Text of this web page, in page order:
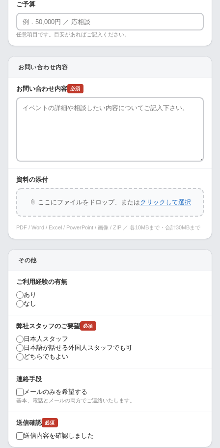
ご予算
任意項目です。目安があればご記入ください。
お問い合わせ内容
お問い合わせ内容 必須
資料の添付
📎 ここにファイルをドロップ、またはクリックして選択
PDF / Word / Excel / PowerPoint / 画像 / ZIP ／ 各10MBまで・合計30MBまで
その他
ご利用経験の有無
あり
なし
弊社スタッフのご要望 必須
日本人スタッフ
日本語が話せる外国人スタッフでも可
どちらでもよい
連絡手段
メールのみを希望する
基本、電話とメールの両方でご連絡いたします。
送信確認 必須
送信内容を確認しました